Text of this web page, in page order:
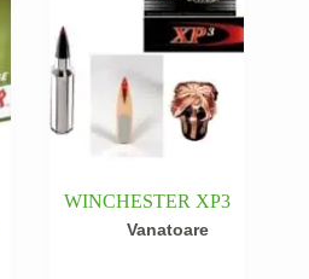
WINCHESTER XP3
Vanatoare